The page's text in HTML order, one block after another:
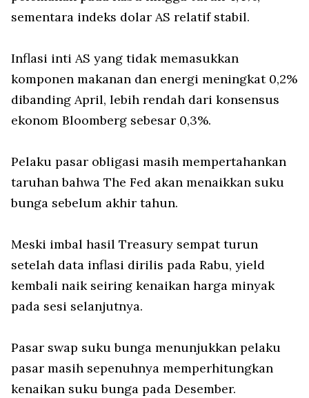
sementara indeks dolar AS relatif stabil.
Inflasi inti AS yang tidak memasukkan
komponen makanan dan energi meningkat 0,2%
dibanding April, lebih rendah dari konsensus
ekonom Bloomberg sebesar 0,3%.
Pelaku pasar obligasi masih mempertahankan
taruhan bahwa The Fed akan menaikkan suku
bunga sebelum akhir tahun.
Meski imbal hasil Treasury sempat turun
setelah data inflasi dirilis pada Rabu, yield
kembali naik seiring kenaikan harga minyak
pada sesi selanjutnya.
Pasar swap suku bunga menunjukkan pelaku
pasar masih sepenuhnya memperhitungkan
kenaikan suku bunga pada Desember.